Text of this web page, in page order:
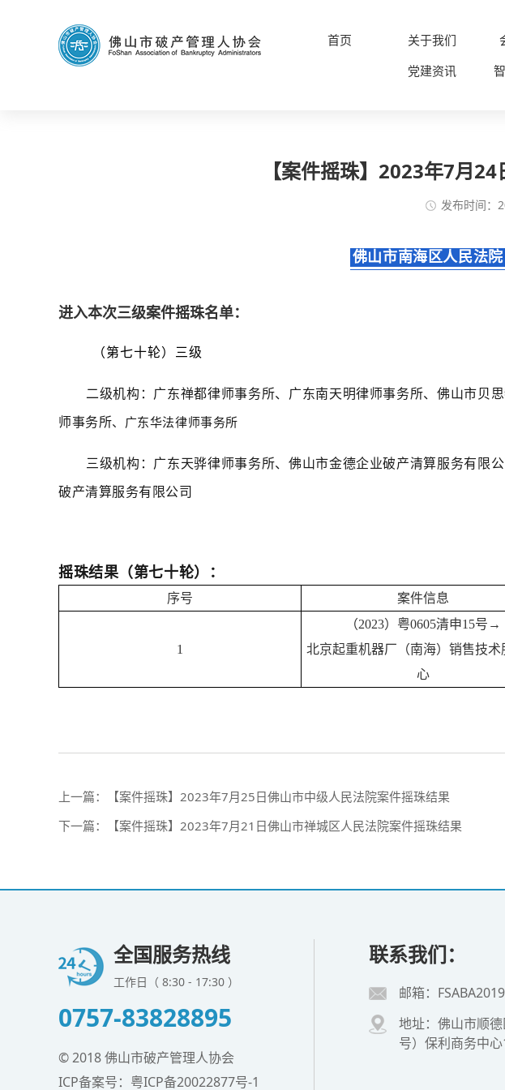
首页 关于我们
党建资讯
【案件摇珠】2023年7月
发布时间：
佛山市南海区人民法院
进入本次三级案件摇珠名单：
（第七十轮）三级
二级机构：广东禅都律师事务所、广东南天明律师事务所、佛山市贝
师事务所、广东华法律师事务所
三级机构：广东天骅律师事务所、佛山市金德企业破产清算服务有限
破产清算服务有限公司
摇珠结果（第七十轮）：
序号 案件信息
1
（2023）粤0605清申15号→
北京起重机器厂（南海）销售技术
心
上一篇：
【案件摇珠】2023年7月25日佛山市中级人民法院案件摇珠结果
下一篇：
【案件摇珠】2023年7月21日佛山市禅城区人民法院案件摇珠结果
全国服务热线
工作日（ 8:30 - 17:30 ）
0757-83828895
© 2018 佛山市破产管理人协会
ICP备案号： 粤ICP备20022877号-1
联系我们：
邮箱：
地址：佛山市顺
号）保利商务中